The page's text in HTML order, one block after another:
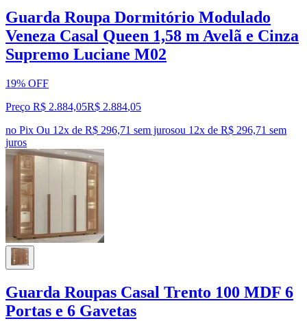
Guarda Roupa Dormitório Modulado
Veneza Casal Queen 1,58 m Avelã e Cinza
Supremo Luciane M02
19% OFF
Preço R$ 2.884,05R$ 2.884,05
no Pix Ou 12x de R$ 296,71 sem jurosou 12x de R$ 296,71 sem
juros
Guarda Roupas Casal Trento 100 MDF 6
Portas e 6 Gavetas